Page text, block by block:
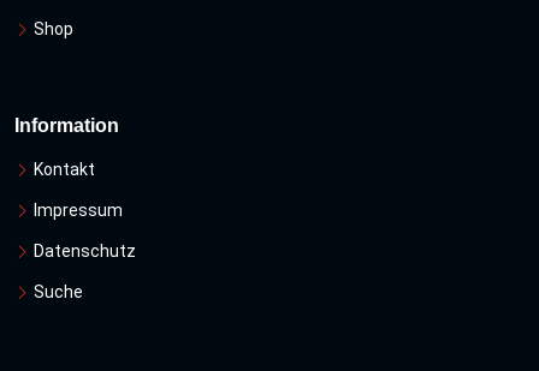
Shop
Information
Kontakt
Impressum
Datenschutz
Suche